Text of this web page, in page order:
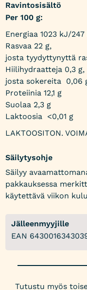
Ravintosisältö
Per 100 g:
Energiaa 1023 kJ/
Rasvaa 22 g,
josta tyydyttynyttä
Hiilihydraatteja 0,3 g,
josta sokereita 0,06
Proteiinia 12,1 g
Suolaa 2,3 g
Laktoosia <0,01 g
LAKTOOSITON.
Säilytysohje
Säilyy
pakkauksessa
käytettävä viikon
Jälleenmyyjille
EAN
Tutustu myös